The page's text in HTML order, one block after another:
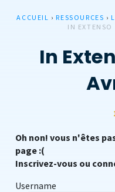
ACCUEIL ›RESSOURCES ›
IN
In
Oh non! vous n'êtes
page :(
Inscrivez-vous ou
Username